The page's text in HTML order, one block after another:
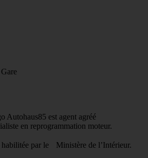
Autohaus85 est agent agréé
en reprogrammation moteur.
habilitée par le Ministère de l’Intérieur.